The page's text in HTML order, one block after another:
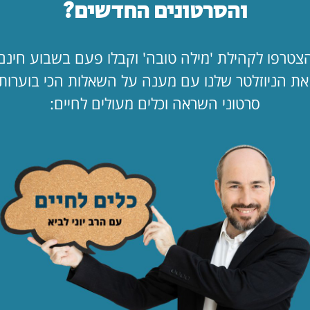
החופש כאן.
מעמד?!
לקריאת המאמר
הילד קיבל
לפי
תפילה
והסרטונים החדשים?
לקהילת 'מילה טובה' וקבלו פעם בשבוע
הניוזלטר שלנו עם מענה על השאלות הכי
סרטוני השראה וכלים מעולים לחיים: